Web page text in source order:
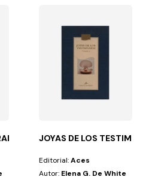
y...
EL T/D-AZUL
JOYAS DE LOS
Editorial:Aces
Autor: Elena G. De White